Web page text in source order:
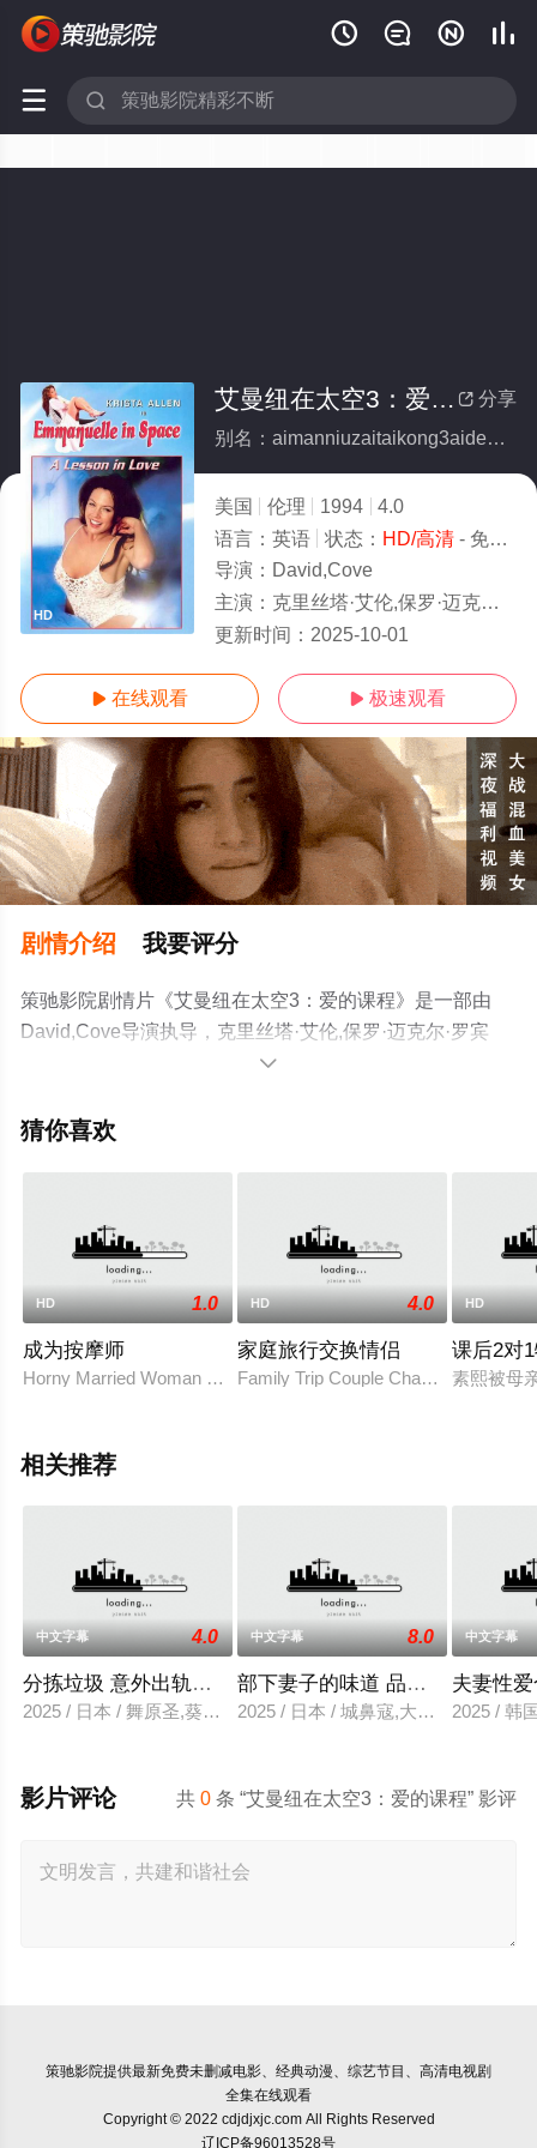
   
 
HD
 分享
艾曼纽在太空3：爱的课程
别名：aimanniuzaitaikong3aidekecheng
美国 伦理 1994
4.0
语言： 英语 状态： HD/高清- 免费在线观看
导演： David,Cove
主演： 克里丝塔·艾伦,保罗·迈克尔·罗宾逊,Tiendra,Demian,Kimberly,Rowe
更新时间： 2025-10-01
 在线观看  极速观看
剧情介绍 我要评分
策驰影院剧情片《艾曼纽在太空3：爱的课程》是一部由
David,Cove导演执导，克里丝塔·艾伦,保罗·迈克尔·罗宾
逊,Tiendra,Demian,Kimberly,Rowe等演员精彩演绎的美国
电影网，更多相关信息可移步至豆瓣电影、电视猫或剧情

猜你喜欢
HD 1.0
成为按摩师
Horny Married Woman Who Became A Masseuse
HD 4.0
家庭旅行交换情侣
Family Trip Couple Change
HD
课后2对
素熙被母
相关推荐
中文字幕 4.0
分拣垃圾 意外出轨性爱
2025 / 日本 / 舞原圣,葵悠太
中文字幕 8.0
部下妻子的味道 品尝的上司
2025 / 日本 / 城鼻寇,大泽透,中山健二
中文字幕
夫妻性
2025 / 韩
共0 条 “艾曼纽在太空3：爱的课程” 影评
影片评论
策驰影院提供最新免费未删减电影、经典动漫、综艺节目、高清电视剧
全集在线观看
Copyright © 2022 cdjdjxjc.com All Rights Reserved
辽ICP备96013528号